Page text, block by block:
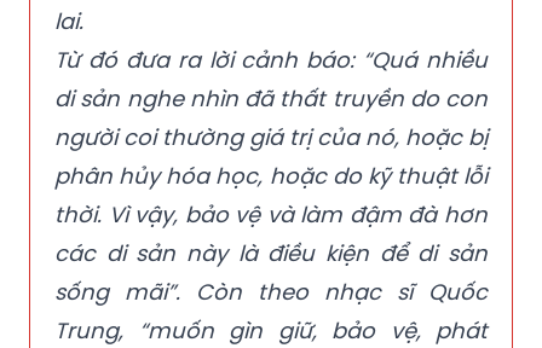
lai.
Từ đó đưa ra lời cảnh báo: “Quá nhiều
di sản nghe nhìn đã thất truyền do con
người coi thường giá trị của nó, hoặc bị
phân hủy hóa học, hoặc do kỹ thuật lỗi
thời. Vì vậy, bảo vệ và làm đậm đà hơn
các di sản này là điều kiện để di sản
sống mãi”. Còn theo nhạc sĩ Quốc
Trung, “muốn gìn giữ, bảo vệ, phát